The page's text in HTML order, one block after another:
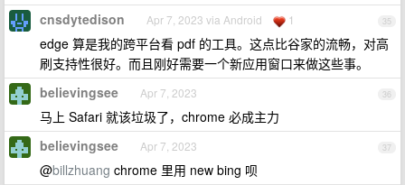
35
cnsdytedison Apr 7, 2023 via Android 1
edge 算是我的跨平台看 pdf 的工具。这点比谷家的流畅，对高
刷支持性很好。而且刚好需要一个新应用窗口来做这些事。
36
believingsee Apr 7, 2023
马上 Safari 就该垃圾了，chrome 必成主力
37
believingsee Apr 7, 2023
@billzhuang chrome 里用 new bing 呗